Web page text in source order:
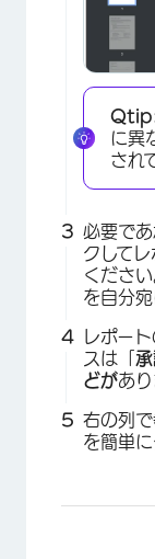
に異
され
必要であ
クして
ください
を自分宛
レポー
スは「
どがあ
右の列
を簡単に